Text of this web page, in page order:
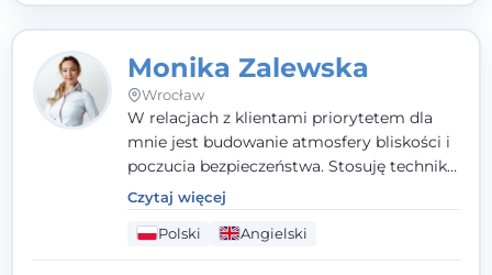
Monika Zalewska
Wrocław
W relacjach z klientami priorytetem dla
mnie jest budowanie atmosfery bliskości i
poczucia bezpieczeństwa. Stosuję techniki
poznawczo-behawioralne oraz metody,
które koncentrują się na rozwiązaniach
(TSR). Te polegają na osiąganiu
zamierzonych celów (doprowadzeniu do
Czytaj więcej
Polski Angielski